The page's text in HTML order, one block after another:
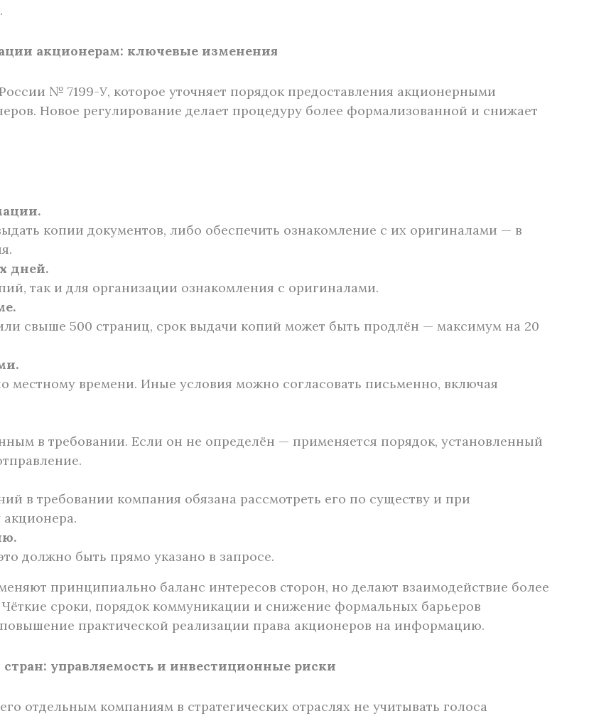
акционерам: ключевые изменения
№ 7199-У, которое уточняет порядок предоставления акционерными
Новое регулирование делает процедуру более формализованной и снижает
копии документов, либо обеспечить ознакомление с их оригиналами — в
дней.
так и для организации ознакомления с оригиналами.
свыше 500 страниц, срок выдачи копий может быть продлён — максимум на 20
местному времени. Иные условия можно согласовать письменно, включая
в требовании. Если он не определён — применяется порядок, установленный
в требовании компания обязана рассмотреть его по существу и при
должно быть прямо указано в запросе.
принципиально баланс интересов сторон, но делают взаимодействие более
сроки, порядок коммуникации и снижение формальных барьеров
практической реализации права акционеров на информацию.
управляемость и инвестиционные риски
отдельным компаниям в стратегических отраслях не учитывать голоса